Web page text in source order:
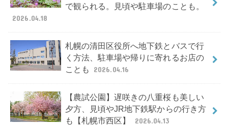
で観られる。見頃や駐車場のことも。
2026.04.18
札幌の清田区役所へ地下鉄とバスで行
く方法、駐車場や帰りに寄れるお店の
ことも
2026.04.16
【農試公園】遅咲きの八重桜も美しい
夕方、見頃やJR地下鉄駅からの行き方
も【札幌市西区】
2026.04.13